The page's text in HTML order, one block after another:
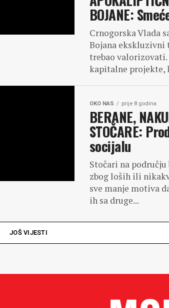
BOJANE:
Crnogorska Vlada
Bojana
trebao
kapitalne projekte,
OKO NAS prije 8 godina
BERANE,
STOČARE:
socijalu
Stočari na
zbog loših ili
sve manje motiva
ih sa druge...
JOŠ VIJESTI